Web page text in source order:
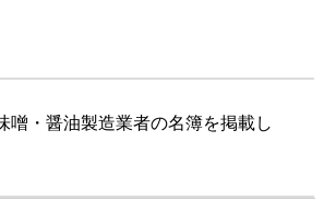
噌・醤油製造業者の名簿を掲載し